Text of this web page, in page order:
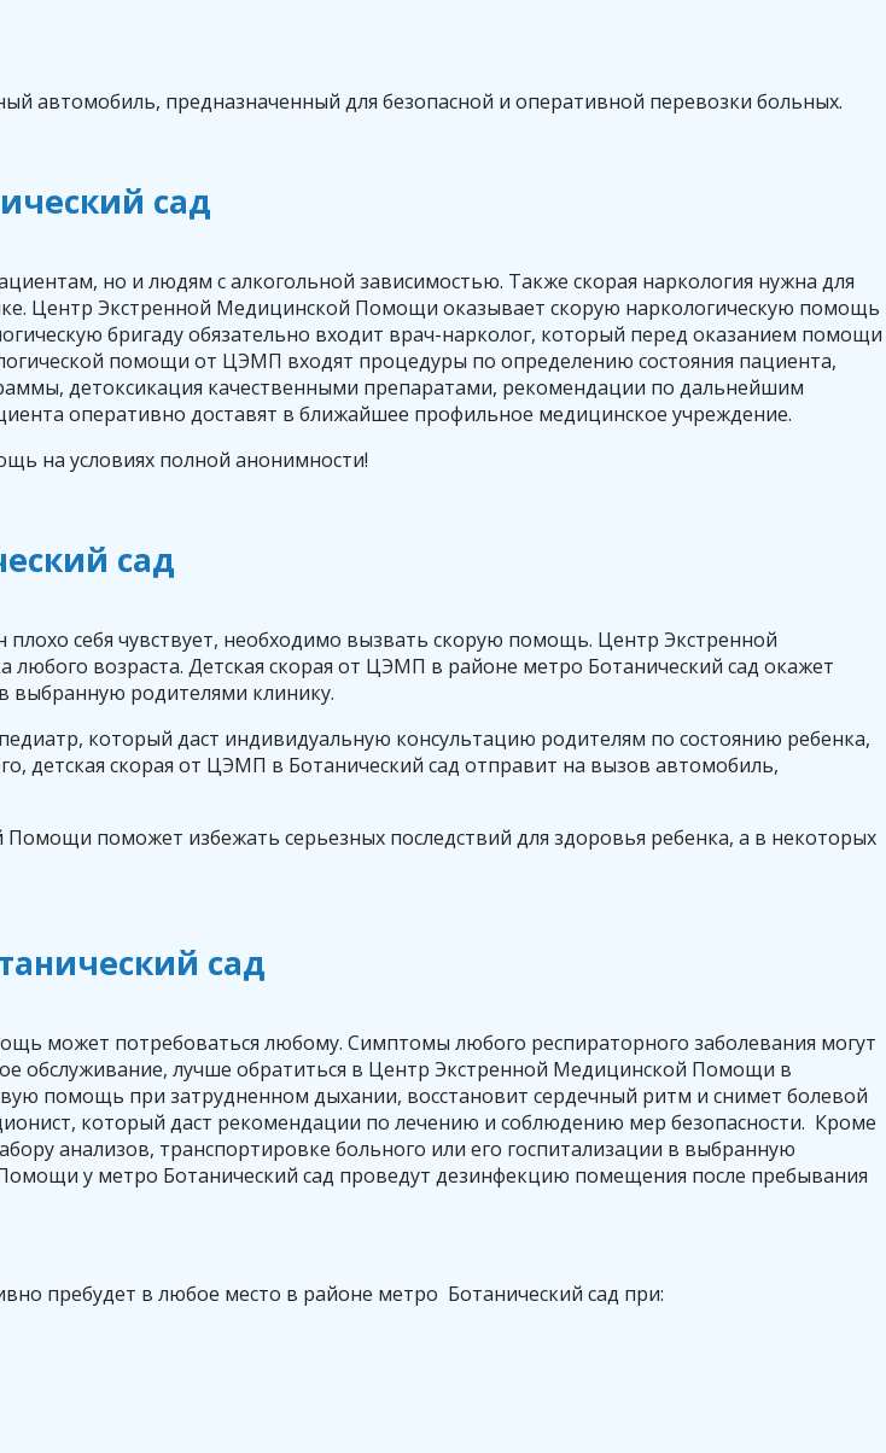
автомобиль, предназначенный для безопасной и оперативной перевозки больных.
сад
но и людям с алкогольной зависимостью. Также скорая наркология нужна для
Центр Экстренной Медицинской Помощи оказывает скорую наркологическую помощь
бригаду обязательно входит врач-нарколог, который перед оказанием помощи
помощи от ЦЭМП входят процедуры по определению состояния пациента,
детоксикация качественными препаратами, рекомендации по дальнейшим
оперативно доставят в ближайшее профильное медицинское учреждение.
на условиях полной анонимности!
сад
плохо себя чувствует, необходимо вызвать скорую помощь. Центр Экстренной
возраста. Детская скорая от ЦЭМП в районе метро Ботанический сад окажет
выбранную родителями клинику.
который даст индивидуальную консультацию родителям по состоянию ребенка,
детская скорая от ЦЭМП в Ботанический сад отправит на вызов автомобиль,
поможет избежать серьезных последствий для здоровья ребенка, а в некоторых
сад
может потребоваться любому. Симптомы любого респираторного заболевания могут
обслуживание, лучше обратиться в Центр Экстренной Медицинской Помощи в
помощь при затрудненном дыхании, восстановит сердечный ритм и снимет болевой
который даст рекомендации по лечению и соблюдению мер безопасности. Кроме
анализов, транспортировке больного или его госпитализации в выбранную
у метро Ботанический сад проведут дезинфекцию помещения после пребывания
пребудет в любое место в районе метро Ботанический сад при: